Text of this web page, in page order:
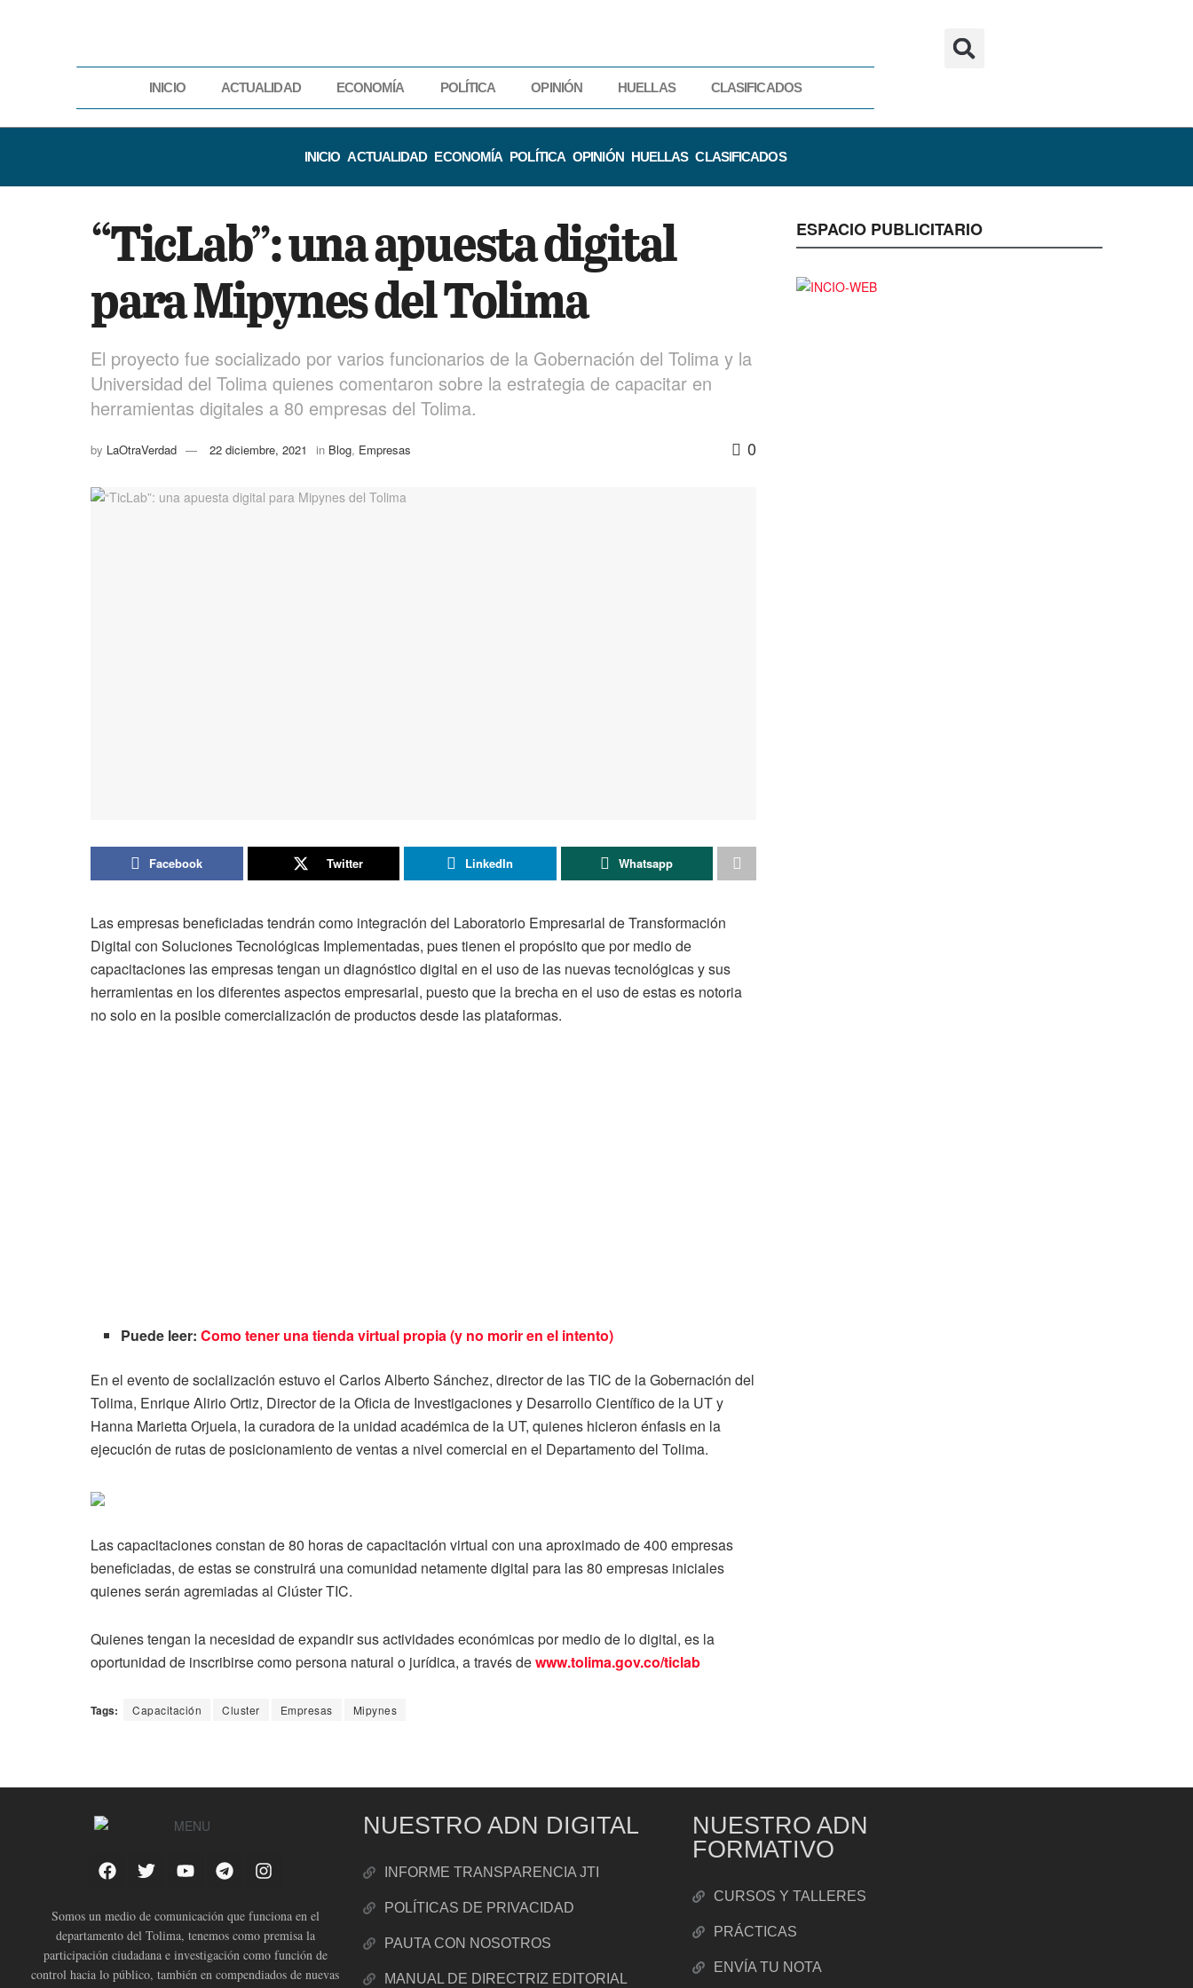
INICIO ACTUALIDAD ECONOMÍA POLÍTICA OPINIÓN HUELLAS CLASIFICADOS
INICIO ACTUALIDAD ECONOMÍA POLÍTICA OPINIÓN HUELLAS CLASIFICADOS
“TicLab”: una apuesta digital
para Mipynes del Tolima
El proyecto fue socializado por varios funcionarios de la Gobernación del Tolima y la
Universidad del Tolima quienes comentaron sobre la estrategia de capacitar en
herramientas digitales a 80 empresas del Tolima.
by LaOtraVerdad 22 diciembre, 2021 in Blog, Empresas 0
Facebook Twitter LinkedIn Whatsapp
Las empresas beneficiadas tendrán como integración del Laboratorio Empresarial de Transformación
Digital con Soluciones Tecnológicas Implementadas, pues tienen el propósito que por medio de
capacitaciones las empresas tengan un diagnóstico digital en el uso de las nuevas tecnológicas y sus
herramientas en los diferentes aspectos empresarial, puesto que la brecha en el uso de estas es notoria
no solo en la posible comercialización de productos desde las plataformas.
Puede leer:Como tener una tienda virtual propia (y no morir en el intento)
En el evento de socialización estuvo el Carlos Alberto Sánchez, director de las TIC de la Gobernación del
Tolima, Enrique Alirio Ortiz, Director de la Oficia de Investigaciones y Desarrollo Científico de la UT y
Hanna Marietta Orjuela, la curadora de la unidad académica de la UT, quienes hicieron énfasis en la
ejecución de rutas de posicionamiento de ventas a nivel comercial en el Departamento del Tolima.
Las capacitaciones constan de 80 horas de capacitación virtual con una aproximado de 400 empresas
beneficiadas, de estas se construirá una comunidad netamente digital para las 80 empresas iniciales
quienes serán agremiadas al Clúster TIC.
Quienes tengan la necesidad de expandir sus actividades económicas por medio de lo digital, es la
oportunidad de inscribirse como persona natural o jurídica, a través dewww.tolima.gov.co/ticlab
Tags: Capacitación Cluster Empresas Mipynes
ESPACIO PUBLICITARIO
Somos un medio de comunicación que funciona en el
departamento del Tolima, tenemos como premisa la
participación ciudadana e investigación como función de
control hacia lo público, también en compendiados de nuevas
NUESTRO ADN DIGITAL
INFORME TRANSPARENCIA JTI
POLÍTICAS DE PRIVACIDAD
PAUTA CON NOSOTROS
MANUAL DE DIRECTRIZ EDITORIAL
NUESTRO ADN
FORMATIVO
CURSOS Y TALLERES
PRÁCTICAS
ENVÍA TU NOTA